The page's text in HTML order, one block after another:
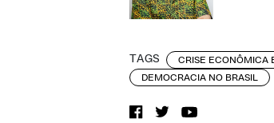
TAGS CRISE ECONÔMICA
DEMOCRACIA NO BRASIL